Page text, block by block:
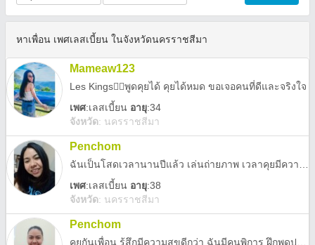
หาเพื่อน เพศเลสเบี้ยน ในจังหวัดนครราชสีมา
Mameaw123
Les Kings🏳️‍🌈พูดคุยได้ คุยได้หมด ขอเจอคนที่ดีและจริงใจ
เพศ:เลสเบี้ยน อายุ:34
จังหวัด: นครราชสีมา
Penchom
เพศ:เลสเบี้ยน อายุ:38
จังหวัด: นครราชสีมา
Penchom